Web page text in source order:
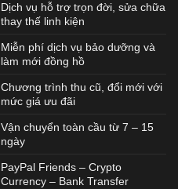
Dịch vụ hỗ trợ trọn đời, sửa chữa
thay thế linh kiện
Miễn phí dịch vụ bảo dưỡng và
làm mới đồng hồ
Chương trình thu cũ, đổi mới với
mức giá ưu đãi
Vận chuyển toàn cầu từ 7 – 15
ngày
PayPal Friends – Crypto
Currency – Bank Transfer